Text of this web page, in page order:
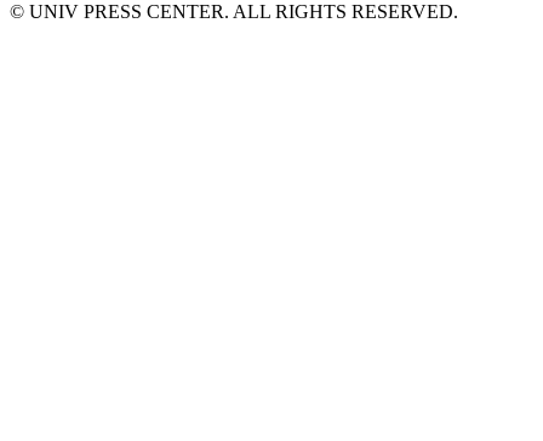
© UNIV PRESS CENTER. ALL RIGHTS RESERVED.